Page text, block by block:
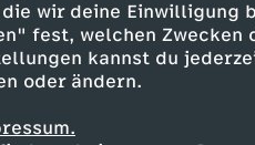
wir deine Einwilligung
fest, welchen Zwecken
kannst du
oder ändern.